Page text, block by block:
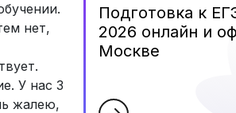
нет,
У нас 3
жалею,
Подготовка к
2026 онлайн и
Москве